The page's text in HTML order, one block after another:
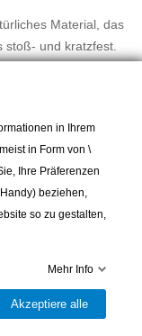
Material, das
stoß- und kratzfest.
modern mit
in Ihrem
in Form von \
Ihre Präferenzen
beziehen,
so zu gestalten,
Mehr Info
Akzeptiere alle